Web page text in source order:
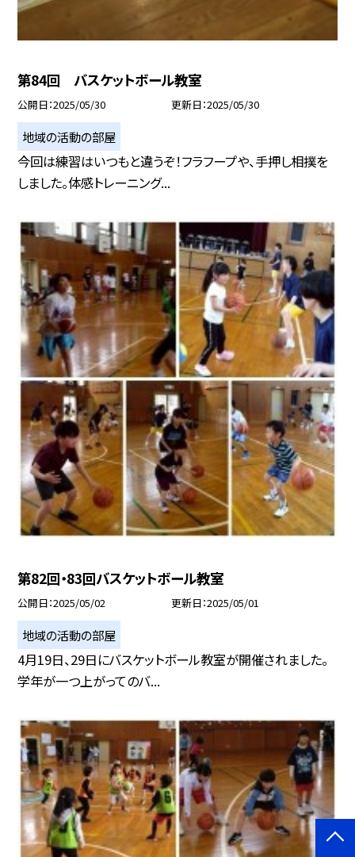
第84回 バスケットボール教室
公開日 2025/05/30 更新日 2025/05/30
地域の活動の部屋
今回は練習はいつもと違うぞ！フラフープや、手押し相撲を
しました。体感トレーニング...
第82回・83回バスケットボール教室
公開日 2025/05/02 更新日 2025/05/01
地域の活動の部屋
4月19日、29日にバスケットボール教室が開催されました。
学年が一つ上がってのバ...